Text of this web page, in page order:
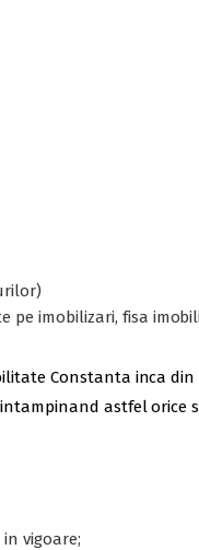
imobilizari, fisa
Constanta inca
astfel orice
vigoare;